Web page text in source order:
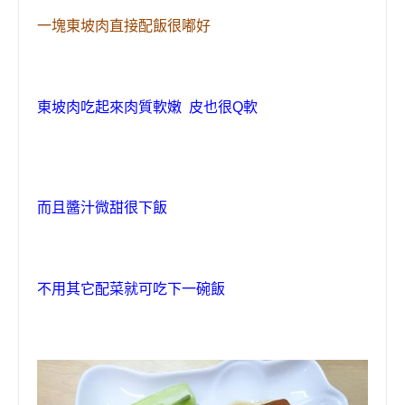
一塊東坡肉直接配飯很嘟好
東坡肉吃起來肉質軟嫩 皮也很Q軟
而且醬汁微甜很下飯
不用其它配菜就可吃下一碗飯